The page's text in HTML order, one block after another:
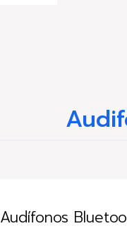
Audífonos